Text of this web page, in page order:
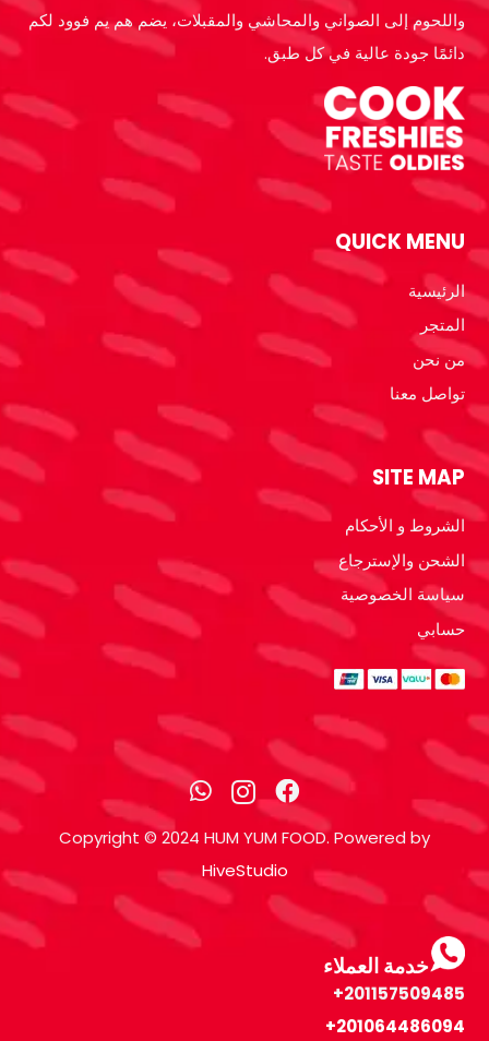
واللحوم إلى الصواني والمحاشي والمقبلات، يضم هم يم فوود لكم
دائمًا جودة عالية في كل طبق.
QUICK MENU
الرئيسية
المتجر
من نحن
تواصل معنا
SITE MAP
الشروط و الأحكام
الشحن والإسترجاع
سياسة الخصوصية
حسابي
Copyright © 2024 HUM YUM FOOD. Powered by
HiveStudio
خدمة العملاء
201157509485+
201064486094
+